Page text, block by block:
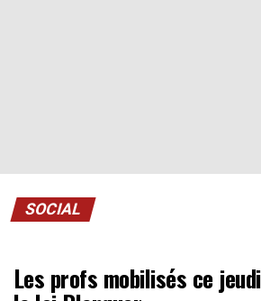
SOCIAL
Les profs mobilisés ce